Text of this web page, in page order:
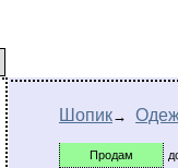
Шопик→
Продам